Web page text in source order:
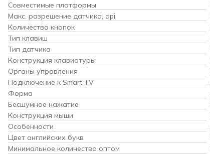
Совместимые платформы
Макс. разрешение датчика, dpi
Количество кнопок
Тип клавиш
Тип датчика
Конструкция клавиатуры
Органы управления
Подключение к Smart TV
Форма
Бесшумное нажатие
Конструкция мыши
Особенности
Цвет английских букв
Минимальное количество оптом